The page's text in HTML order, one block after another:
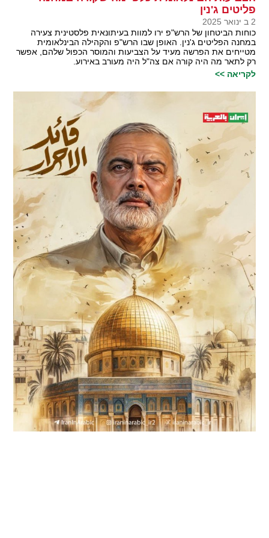
פליטים ג'נין
2 ב ינואר 2025
כוחות הביטחון של הרש"פ ירו למוות בעיתונאית פלסטינית צעירה
במחנה הפליטים ג'נין. האופן שבו הרש"פ והקהילה הבינלאומית
מטייחים את הפרשה מעיד על הצביעות והמוסר הכפול שלהם, אפשר
רק לתאר מה היה קורה אם צה"ל היה מעורב באירוע.
לקריאה >>